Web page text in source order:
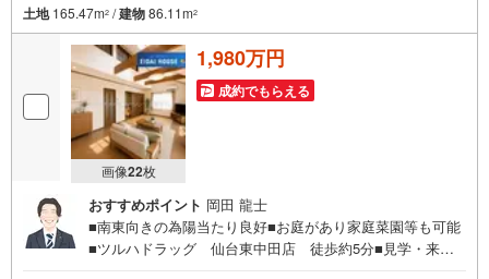
土地165.47m2 /建物86.11m2
画像22枚
1,980万円
成約でもらえる
おすすめポイント 岡田 龍士
■南東向きの為陽当たり良好■お庭があり家庭菜園等も可能
■ツルハドラッグ 仙台東中田店 徒歩約5分■見学・来場